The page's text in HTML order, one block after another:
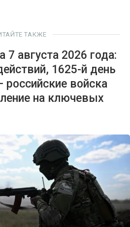
ТАКЖЕ
августа 2026 года:
1625-й день
российские войска
на ключевых